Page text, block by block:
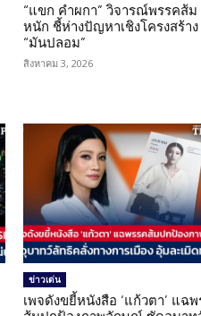
“แขก คำผกา” วิจารณ์พรรคส้ม
หนัก ชี้ห่างปัญหาเชิงโครงสร้า
“มันปลอม”
สิงหาคม 3, 2026
ข่าวเด่น
เพจดังขยี้หนังสือ ‘แก้วตา’ แฉ